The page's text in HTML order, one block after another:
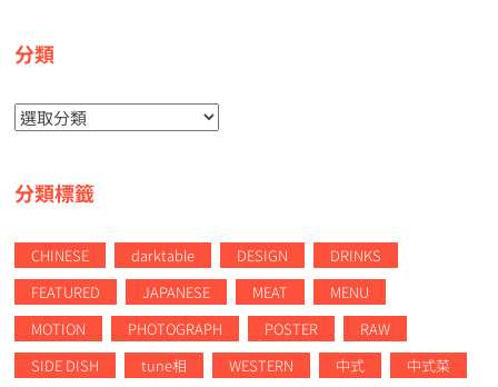
分類
分
類
分類標籤
CHINESE darktable DESIGN
DRINKS
FEATURED
JAPANESE MEAT
MENU
MOTION
PHOTOGRAPH POSTER
RAW
SIDE DISH
tune相 WESTERN 中式 中式菜